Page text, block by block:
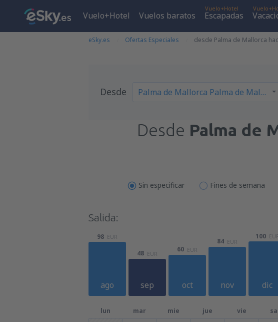
Vuelo+Hotel Vuelos baratos
Vuelo+Hotel
Escapadas
eSky.es Ofertas Especiales desde Palma de Mallorca
Desde
Desde Palma de
Sin especificar
Fines de semana
Salida:
ago
98 EUR
sep
48 EUR
oct
60 EUR
nov
84 EUR
dic
100
lun mar mie jue vie